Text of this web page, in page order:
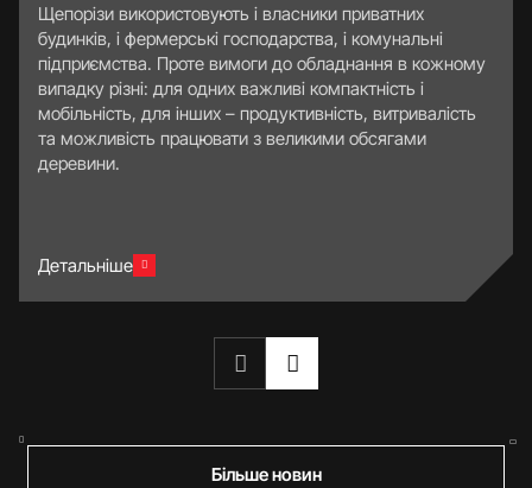
Щепорізи використовують і власники приватних
будинків, і фермерські господарства, і комунальні
підприємства. Проте вимоги до обладнання в кожному
випадку різні: для одних важливі компактність і
мобільність, для інших – продуктивність, витривалість
та можливість працювати з великими обсягами
деревини.
Детальніше
Більше новин